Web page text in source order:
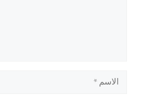
الاسم